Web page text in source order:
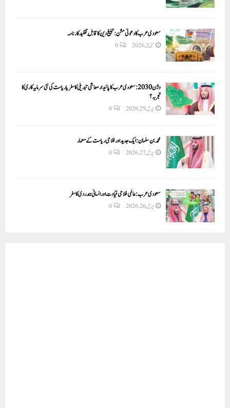
سعودی عرب کا دعوتی مشن: تبلیغ دین کا قابلِ تقلید کارنامہ
مئی 2, 2026 0
وژن 2030:سعودی عرب کا پائیدار معاشی تبدیلی کا سفر یا ریاست کی نئی سرمایہ کاری کا
تجربہ؟
اپریل 29, 2026 0
محمد بن سلمان: ایک جدید اور فلاحی ریاست کے معمار
اپریل 27, 2026 0
سعودی عرب: عالمی فلاحی قیادت اور انسانی ہمدردی کا سفر
اپریل 26, 2026 0